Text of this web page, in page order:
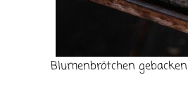
Blumenbrötchen gebacken